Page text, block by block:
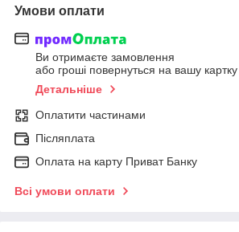
Умови оплати
Ви отримаєте замовлення
або гроші повернуться на вашу картку
Детальніше
Оплатити частинами
Післяплата
Оплата на карту Приват Банку
Всі умови оплати